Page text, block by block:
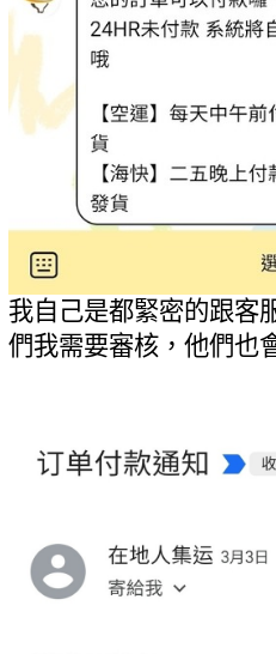
我自己是都緊密的跟客
們我需要審核，他們也